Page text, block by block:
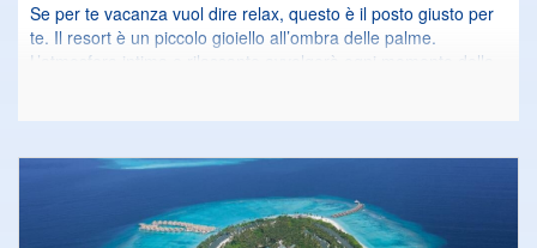
Se per te vacanza vuol dire relax, questo è il posto giusto per
te. Il resort è un piccolo gioiello all’ombra delle palme.
L’atmosfera intima e rilassante avvolgerà ogni momento della
sabbia finissima. La libertà, la tranquillità e tutto il fascino
vivere una vacanza lontano dai pensieri e a contatto con la
natura più incontaminata.